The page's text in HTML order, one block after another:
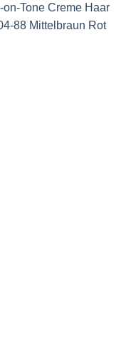
Tone Creme Haar
88 Mittelbraun Rot